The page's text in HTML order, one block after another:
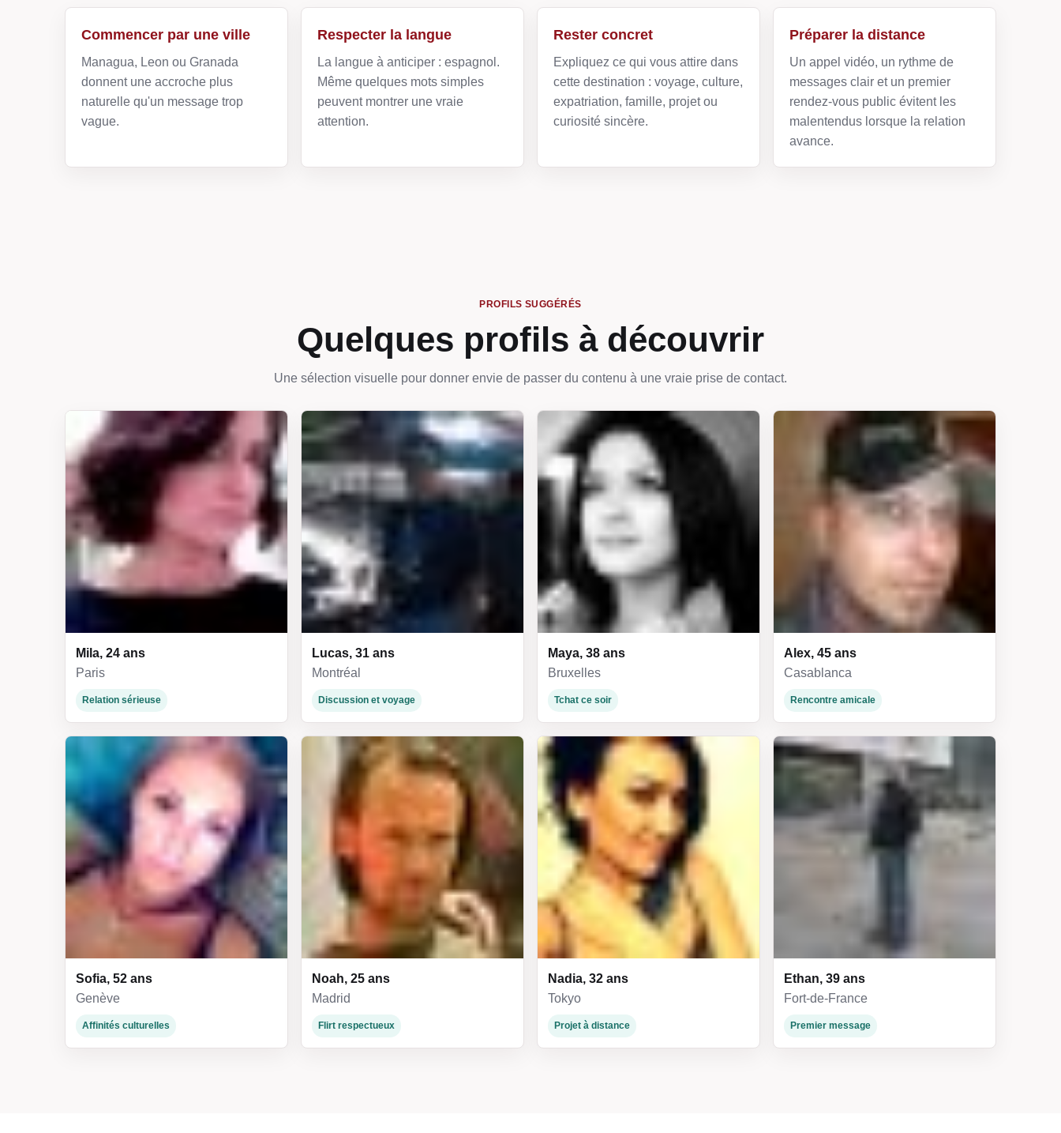
Commencer par une ville
Managua, Leon ou Granada
donnent une accroche plus
naturelle qu'un message trop
vague.
Respecter la langue
La langue à anticiper : espagnol.
Même quelques mots simples
peuvent montrer une vraie
attention.
Rester concret
Expliquez ce qui vous attire dans
cette destination : voyage, culture,
expatriation, famille, projet ou
curiosité sincère.
Préparer la distance
Un appel vidéo, un rythme de
messages clair et un premier
rendez-vous public évitent les
malentendus lorsque la relation
avance.
PROFILS SUGGÉRÉS
Quelques profils à découvrir
Une sélection visuelle pour donner envie de passer du contenu à une vraie prise de contact.
Mila, 24 ans
Paris
Relation sérieuse
Lucas, 31 ans
Montréal
Discussion et voyage
Maya, 38 ans
Bruxelles
Tchat ce soir
Alex, 45 ans
Casablanca
Rencontre amicale
Sofia, 52 ans
Genève
Affinités culturelles
Noah, 25 ans
Madrid
Flirt respectueux
Nadia, 32 ans
Tokyo
Projet à distance
Ethan, 39 ans
Fort-de-France
Premier message